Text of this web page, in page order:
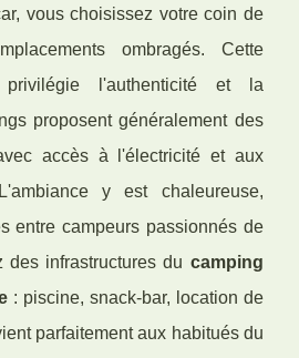
vous choisissez votre coin de
ombragés. Cette
privilégie l'authenticité et la
proposent généralement des
accès à l'électricité et aux
y est chaleureuse,
entre campeurs passionnés de
des infrastructures du camping
: piscine, snack-bar, location de
parfaitement aux habitués du